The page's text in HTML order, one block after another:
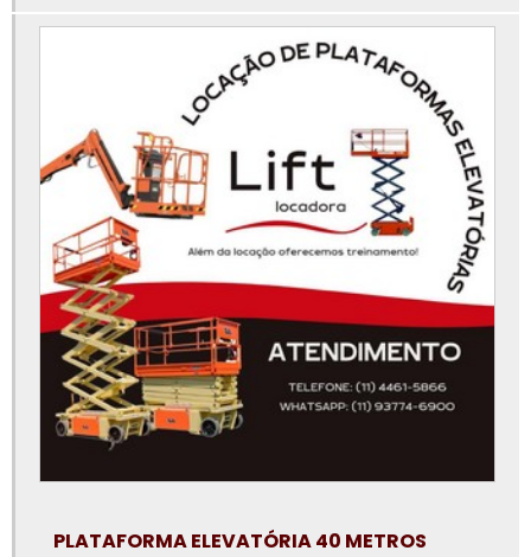
Locação de plataforma elevatória preço
Locação de plataforma elevatória são paulo
Locação de plataforma elevatória sorocaba
Locação de plataforma elevatória tipo tesoura
Locação de plataforma elevatória valor
Locação de pta
Locação plataforma articulada
Locação plataforma articulada preço
Locação plataforma elevatória tesoura
PLATAFORMA ELEVATÓRIA 40 METROS